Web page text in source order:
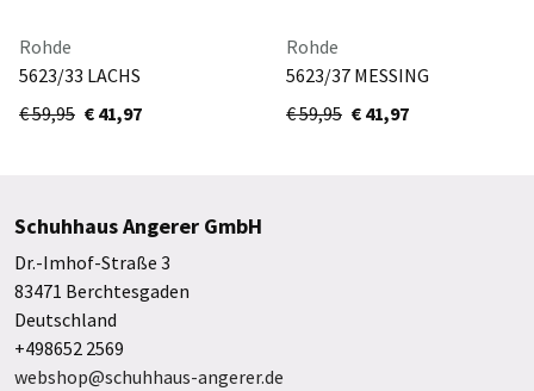
Rohde
5623/33 LACHS
€ 59,95 € 41,97
Rohde
5623/37 MESSING
€ 59,95 € 41,97
Schuhhaus Angerer GmbH
Dr.-Imhof-Straße 3
83471 Berchtesgaden
Deutschland
+498652 2569
webshop@schuhhaus-angerer.de